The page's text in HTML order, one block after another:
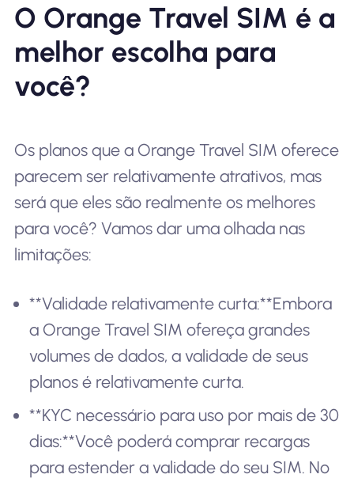
O Orange Travel SIM é a
melhor escolha para
você?
Os planos que a Orange Travel SIM oferece
parecem ser relativamente atrativos, mas
será que eles são realmente os melhores
para você? Vamos dar uma olhada nas
limitações:
**Validade relativamente curta:**Embora
a Orange Travel SIM ofereça grandes
volumes de dados, a validade de seus
planos é relativamente curta.
**KYC necessário para uso por mais de 30
dias:**Você poderá comprar recargas
para estender a validade do seu SIM. No